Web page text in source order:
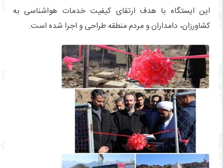
این ایستگاه با هدف ارتقای کیفیت خدمات هواشناسی به
کشاورزان، دامداران و مردم منطقه طراحی و اجرا شده است.